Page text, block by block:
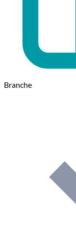
Branche